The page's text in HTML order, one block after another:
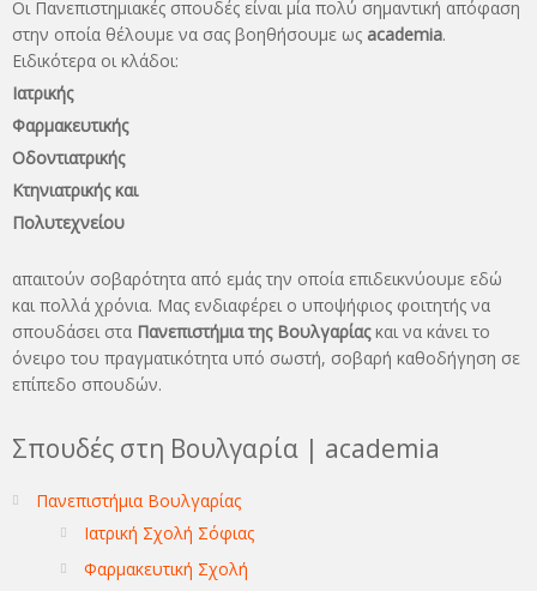
Οι Πανεπιστημιακές σπουδές είναι μία πολύ σημαντική απόφαση
στην οποία θέλουμε να σας βοηθήσουμε ως academia.
Ειδικότερα οι κλάδοι:
Ιατρικής
Φαρμακευτικής
Οδοντιατρικής
Κτηνιατρικής και
Πολυτεχνείου
απαιτούν σοβαρότητα από εμάς την οποία επιδεικνύουμε εδώ
και πολλά χρόνια. Μας ενδιαφέρει ο υποψήφιος φοιτητής να
σπουδάσει στα Πανεπιστήμια της Βουλγαρίαςκαι να κάνει το
όνειρo του πραγματικότητα υπό σωστή, σοβαρή καθοδήγηση σε
επίπεδο σπουδών.
Σπουδές στη Βουλγαρία | academia
Πανεπιστήμια Βουλγαρίας
Ιατρική Σχολή Σόφιας
Φαρμακευτική Σχολή